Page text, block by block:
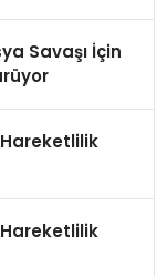
Savaşı İçin
Hareketlilik
Hareketlilik